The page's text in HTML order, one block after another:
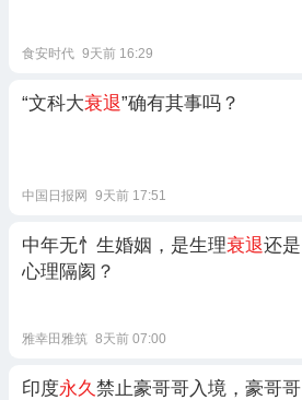
食安时代 9天前 16:29
“文科大衰退”确有其事吗？
中国日报网 9天前 17:51
中年无忄生婚姻，是生理衰退还是
心理隔阂？
雅幸田雅筑 8天前 07:00
印度永久禁止豪哥哥入境，豪哥哥